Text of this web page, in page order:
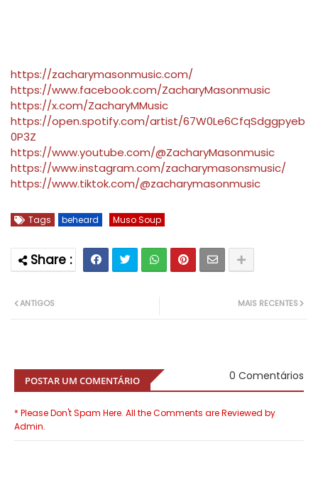
https://zacharymasonmusic.com/
https://www.facebook.com/ZacharyMasonmusic
https://x.com/ZacharyMMusic
https://open.spotify.com/artist/67W0Le6CfqSdggpyeb
0P3Z
https://www.youtube.com/@ZacharyMasonmusic
https://www.instagram.com/zacharymasonsmusic/
https://www.tiktok.com/@zacharymasonmusic
Tags beheard Muso Soup
MAIS RECENTES
ANTIGOS
POSTAR UM COMENTÁRIO 0 Comentários
* Please Don't Spam Here. All the Comments are Reviewed by
Admin.